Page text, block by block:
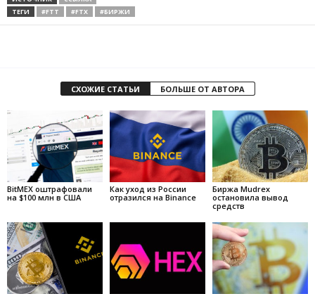
ТЕГИ
#FTT #FTX #БИРЖИ
СХОЖИЕ СТАТЬИ БОЛЬШЕ ОТ АВТОРА
BitMEX оштрафовали
на $100 млн в США
Как уход из России
отразился на Binance
Биржа Mudrex
остановила вывод
средств